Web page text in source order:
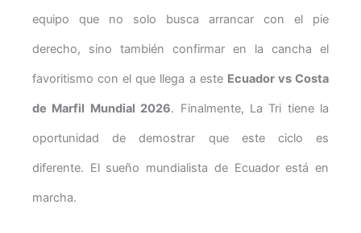
equipo que no solo busca arrancar con el pie
derecho, sino también confirmar en la cancha el
favoritismo con el que llega a este Ecuador vs Costa
de Marfil Mundial 2026. Finalmente, La Tri tiene la
oportunidad de demostrar que este ciclo es
diferente. El sueño mundialista de Ecuador está en
marcha.